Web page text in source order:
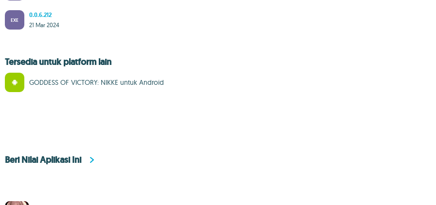
EXE
0.0.6.212
21 Mar 2024
Tersedia untuk platform lain
GODDESS OF VICTORY: NIKKE untuk Android
Beri Nilai Aplikasi Ini